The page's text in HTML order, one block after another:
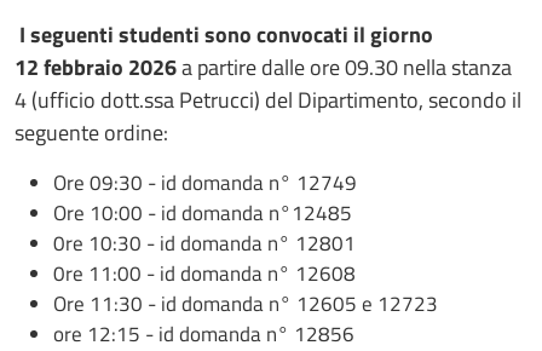
I seguenti studenti sono convocati il giorno
12 febbraio 2026a partire dalle ore 09.30 nella stanza
4 (ufficio dott.ssa Petrucci) del Dipartimento, secondo il
seguente ordine:
Ore 09:30 - id domanda n° 12749
Ore 10:00 - id domanda n°12485
0re 10:30 - id domanda n° 12801
0re 11:00 - id domanda n° 12608
Ore 11:30 - id domanda n° 12605 e 12723
ore 12:15 - id domanda n° 12856